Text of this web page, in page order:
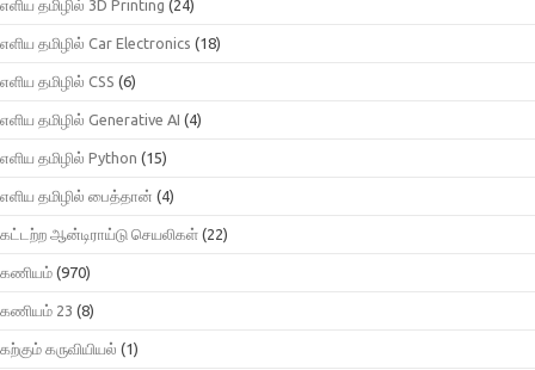
எளிய தமிழில் 3D Printing (24)
எளிய தமிழில் Car Electronics (18)
எளிய தமிழில் CSS (6)
எளிய தமிழில் Generative AI (4)
எளிய தமிழில் Python (15)
எளிய தமிழில் பைத்தான் (4)
கட்டற்ற ஆன்டிராய்டு செயலிகள் (22)
கணியம் (970)
கணியம் 23 (8)
கற்கும் கருவியியல் (1)